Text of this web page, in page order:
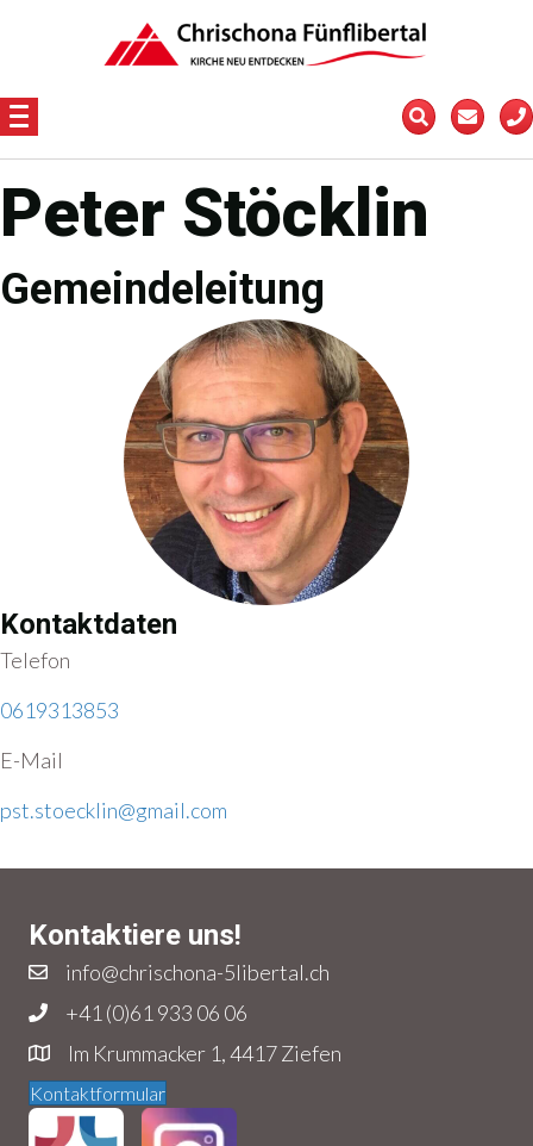
Peter Stöcklin
Gemeindeleitung
Kontaktdaten
Telefon
0619313853
E-Mail
pst.stoecklin@gmail.com
Kontaktiere uns!
info@chrischona-5libertal.ch
+41 (0)61 933 06 06
Im Krummacker 1, 4417 Ziefen
Kontaktformular